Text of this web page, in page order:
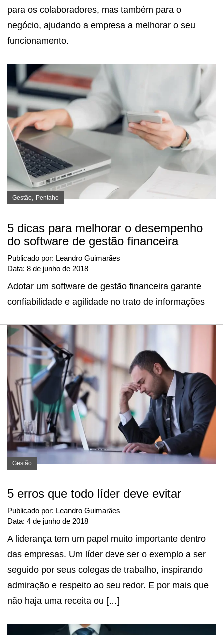
para os colaboradores, mas também para o
negócio, ajudando a empresa a melhorar o seu
funcionamento.
Gestão Pentaho
5 dicas para melhorar o desempenho
do software de gestão financeira
Publicado por: Leandro Guimarães
Data: 8 de junho de 2018
Adotar um software de gestão financeira garante
confiabilidade e agilidade no trato de informações
Gestão
5 erros que todo líder deve evitar
Publicado por: Leandro Guimarães
Data: 4 de junho de 2018
A liderança tem um papel muito importante dentro
das empresas. Um líder deve ser o exemplo a ser
seguido por seus colegas de trabalho, inspirando
admiração e respeito ao seu redor. E por mais que
não haja uma receita ou […]